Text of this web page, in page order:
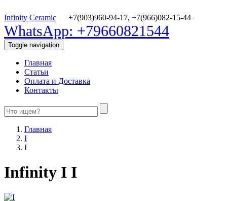
Infinity Ceramic +7(903)960-94-17, +7(966)082-15-44
WhatsApp: +79660821544
Toggle navigation
Главная
Статьи
Оплата и Доставка
Контакты
Главная
I
I
Infinity I I